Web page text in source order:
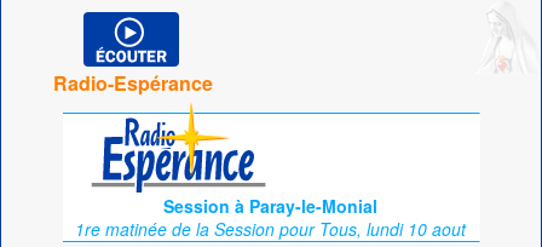
Radio-Espérance
Session à Paray-le-Monial
1re matinée de la Session pour Tous, lundi 10 aout